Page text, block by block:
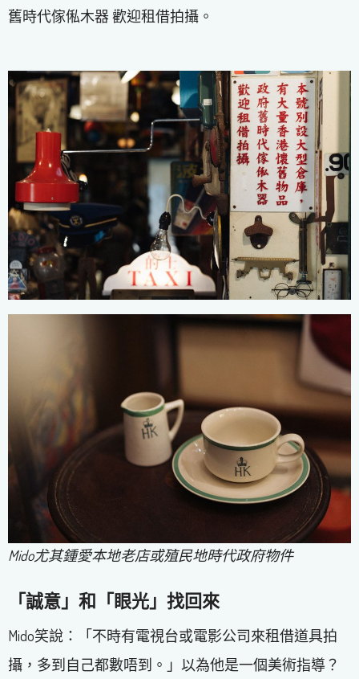
舊時代傢俬木器 歡迎租借拍攝。
Mido尤其鍾愛本地老店或殖民地時代政府物件
「誠意」和「眼光」找回來
Mido笑說：「不時有電視台或電影公司來租借道具拍
攝，多到自己都數唔到。」以為他是一個美術指導？